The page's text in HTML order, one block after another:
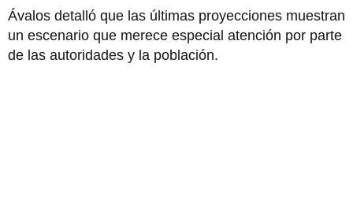
Ávalos detalló que las últimas proyecciones muestran
un escenario que merece especial atención por parte
de las autoridades y la población.